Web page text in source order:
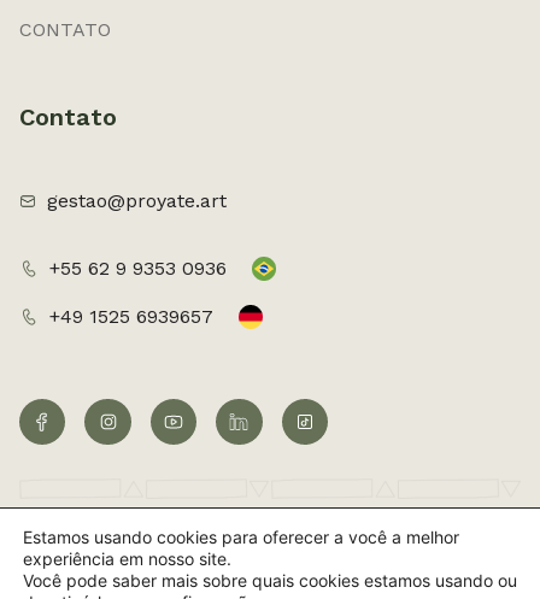
CONTATO
Contato
gestao@proyate.art
+55 62 9 9353 0936
+49 1525 6939657
©2026 Todos os direitos reservados
Criação de Site por UpSites
Estamos usando cookies para oferecer a você a melhor
experiência em nosso site.
Você pode saber mais sobre quais cookies estamos usando ou